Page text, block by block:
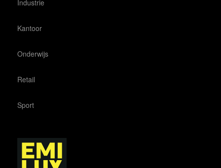
Industrie
Kantoor
Onderwijs
Retail
Sport